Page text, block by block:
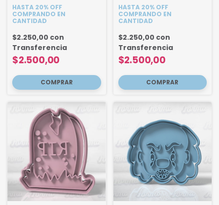
HASTA 20% OFF
COMPRANDO EN
CANTIDAD
$2.500,00
$2.250,00 con
Transferencia
HASTA 20% OFF
COMPRANDO EN
CANTIDAD
$2.500,00
$2.250,00 con
Transferencia